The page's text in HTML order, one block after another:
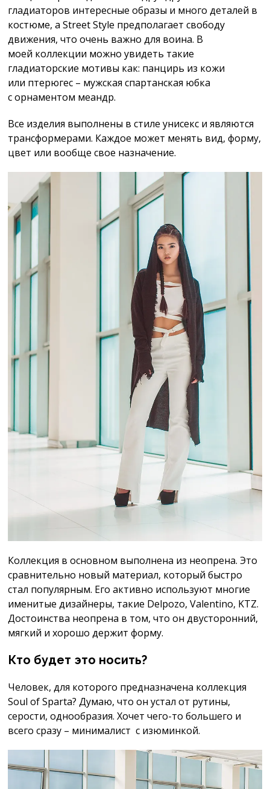
гладиаторов интересные образы и много деталей в
костюме, а Street Style предполагает свободу
движения, что очень важно для воина. В
моей коллекции можно увидеть такие
гладиаторские мотивы как: панцирь из кожи
или птерюгес – мужская спартанская юбка
с орнаментом меандр.
Все изделия выполнены в стиле унисекс и являются
трансформерами. Каждое может менять вид, форму,
цвет или вообще свое назначение.
Коллекция в основном выполнена из неопрена. Это
сравнительно новый материал, который быстро
стал популярным. Его активно используют многие
именитые дизайнеры, такие Delpozo, Valentino, KTZ.
Достоинства неопрена в том, что он двусторонний,
мягкий и хорошо держит форму.
Кто будет это носить?
Человек, для которого предназначена коллекция
Soul of Sparta? Думаю, что он устал от рутины,
серости, однообразия. Хочет чего-то большего и
всего сразу – минималист с изюминкой.